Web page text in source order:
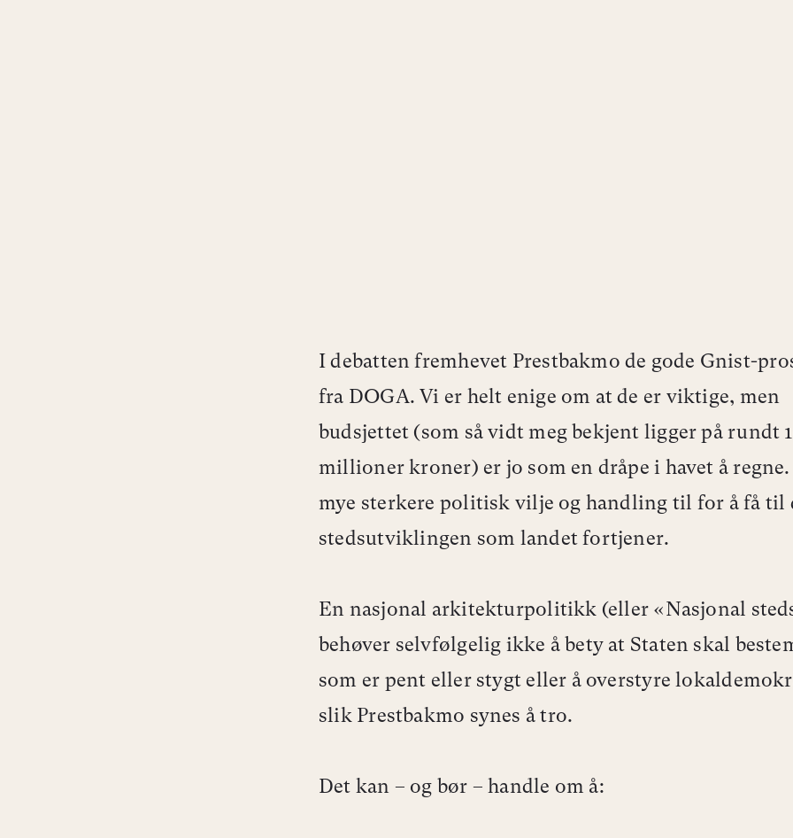
I debatten fremhevet Prestbakmo de gode Gnist-
fra DOGA. Vi er helt enige om at de er viktige, men
budsjettet (som så vidt meg bekjent ligger på rundt
millioner kroner) er jo som en dråpe i havet å
mye sterkere politisk vilje og handling til for å få til
stedsutviklingen som landet fortjener.
En nasjonal arkitekturpolitikk (eller «Nasjonal
behøver selvfølgelig ikke å bety at Staten skal
som er pent eller stygt eller å overstyre
slik Prestbakmo synes å tro.
Det kan – og bør – handle om å: